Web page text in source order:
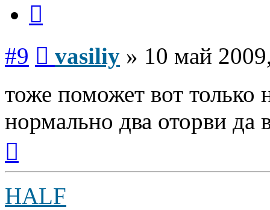
#9 vasiliy » 10 май
тоже поможет вот только
нормально два оторви да
началу
HALF